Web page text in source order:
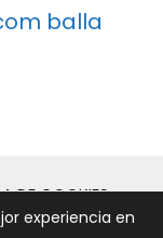
balla
DE COOKIES
experiencia en